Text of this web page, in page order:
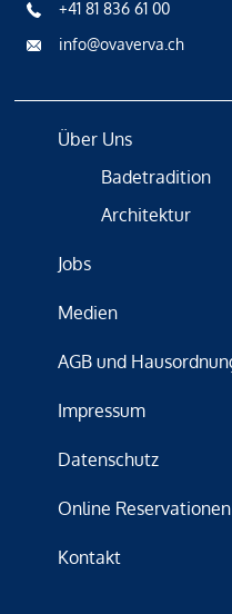
+41 81 836 61 00
info@ovaverva.ch
Über Uns
Badetradition
Architektur
Jobs
Medien
AGB und
Impressum
Datenschutz
Online Reservationen
Kontakt